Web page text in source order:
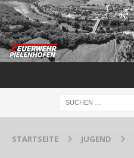
STARTSEITE JUGEND